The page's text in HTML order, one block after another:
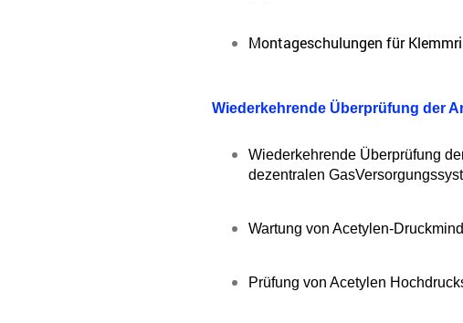
Montageschulungen für
Wiederkehrende Überprüfung der
Wiederkehrende Überprüfung
dezentralen
Wartung von Acetylen-
Prüfung von Acetylen